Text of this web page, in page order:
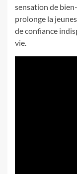
sensation de
prolonge la
de confiance
vie.